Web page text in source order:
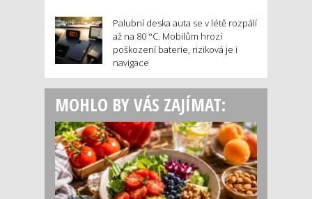
Palubní deska auta se v létě rozpálí
až na 80 °C. Mobilům hrozí
poškození baterie, riziková je i
navigace
MOHLO BY VÁS ZAJÍMAT: